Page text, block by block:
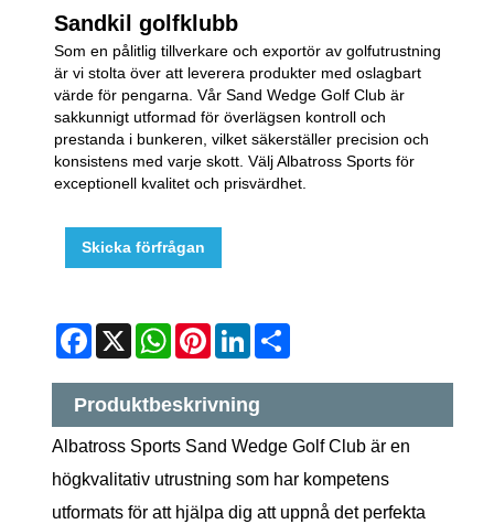
Sandkil golfklubb
Som en pålitlig tillverkare och exportör av golfutrustning
är vi stolta över att leverera produkter med oslagbart
värde för pengarna. Vår Sand Wedge Golf Club är
sakkunnigt utformad för överlägsen kontroll och
prestanda i bunkeren, vilket säkerställer precision och
konsistens med varje skott. Välj Albatross Sports för
exceptionell kvalitet och prisvärdhet.
Skicka förfrågan
Facebook
X WhatsApp
Pinterest
LinkedIn
Produktbeskrivning
Albatross Sports Sand Wedge Golf Club är en
högkvalitativ utrustning som har kompetens
utformats för att hjälpa dig att uppnå det perfekta